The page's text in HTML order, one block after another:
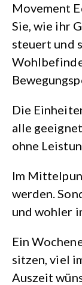
Movement
Sie, wie ihr
steuert und
Die
alle
ohne
Im
werden.
und wohler
Ein
sitzen, viel
Auszeit